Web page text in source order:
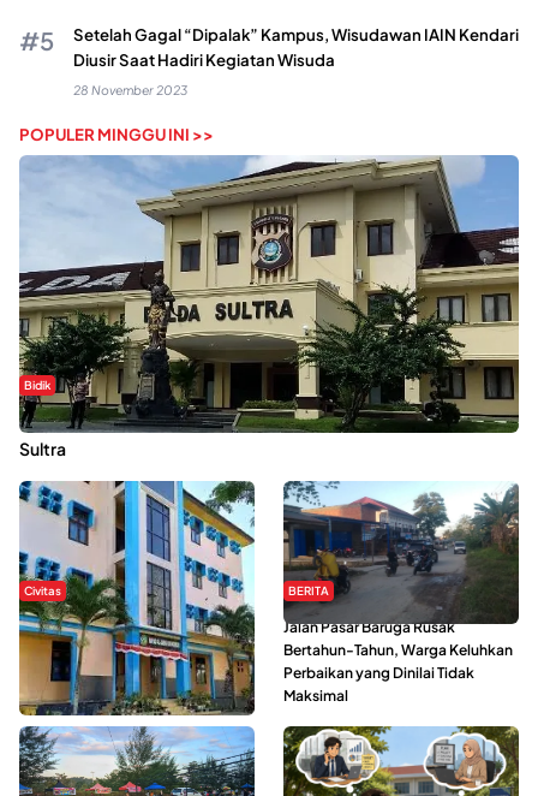
Setelah Gagal “Dipalak” Kampus, Wisudawan IAIN Kendari
Diusir Saat Hadiri Kegiatan Wisuda
28 November 2023
POPULER MINGGU INI >>
Bidik
Dugaan Kekerasan Seksual di UIN Kendari Dilaporkan ke Polda
Sultra
Civitas
Di Balik Kehidupan Ma’had Al-
Jami’ah UIN Kendari : Mahasiswa
Ceritakan Manfaat dan Tantangan
BERITA
Jalan Pasar Baruga Rusak
Bertahun-Tahun, Warga Keluhkan
Perbaikan yang Dinilai Tidak
Maksimal